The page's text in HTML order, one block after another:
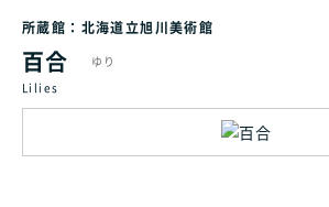
所蔵館：北海道立旭川美術館
百合
ゆり
Lilies